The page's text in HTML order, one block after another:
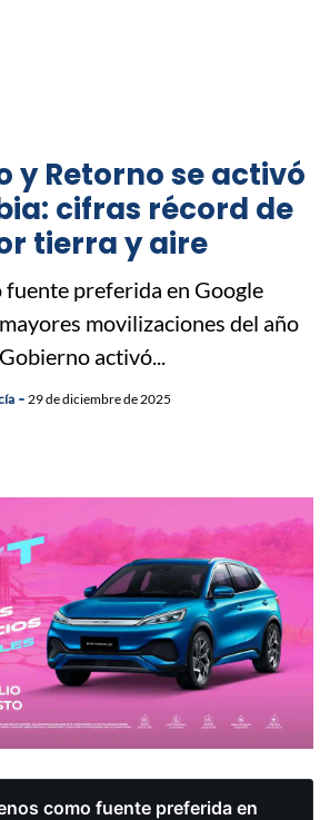
y Retorno se activó
cifras récord de
tierra y aire
fuente preferida en Google
movilizaciones del año
activó...
29 de diciembre de 2025
como fuente preferida en